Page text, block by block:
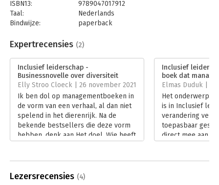
ISBN13:
9789047017912
Taal:
Nederlands
Bindwijze:
paperback
Uitgever:
Business Contact
Verschijningsdatum:
Hoofdrubriek: Leiderschap
Expertrecensies (2)
Inclusief leiderschap -
Businessnovelle over diversiteit
Elly Stroo Cloeck | 26 november 2021
Ik ben dol op managementboeken in
de vorm van een verhaal, al dan niet
spelend in het dierenrijk. Na de
bekende bestsellers die deze vorm
hebben, denk aan Het doel, Wie heeft
Kamsteeg en Ugur Özcan. Deze heeft
Inclusief
boek dat
Elmas Duduk | 17
Het onderwerp
is in Inclusief
verandering
toepasbaar
direct mee aan
Lezersrecensies (4)